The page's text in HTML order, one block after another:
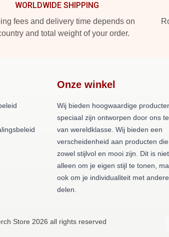
WORLDWIDE SHIPPING
fees and delivery time depends on
and total weight of your order.
Onze winkel
Wij bieden hoogwaardige
speciaal zijn ontworpen door ons
van wereldklasse. Wij bieden een
verscheidenheid aan producten die
zowel stijlvol en mooi zijn. Dit is niet
alleen om je eigen stijl te tonen,
ook om je individualiteit met
delen.
Store 2026 all rights reserved